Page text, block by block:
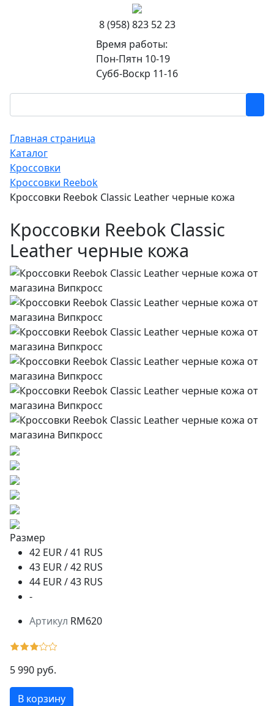
8 (958) 823 52 23
Время работы:
Пон-Пятн 10-19
Субб-Воскр 11-16
Главная страница
Каталог
Кроссовки
Кроссовки Reebok
Кроссовки Reebok Classic Leather черные кожа
Кроссовки Reebok Classic
Leather черные кожа
Размер
42 EUR / 41 RUS
43 EUR / 42 RUS
44 EUR / 43 RUS
-
Артикул RM620
5 990 руб.
В корзину